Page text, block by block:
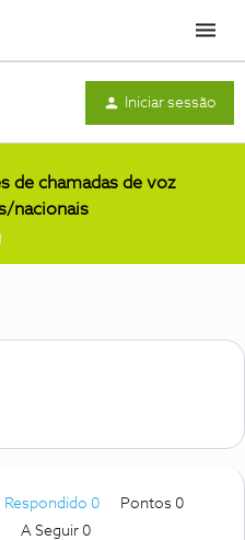
Menu
Iniciar sessão
de chamadas de voz
nacionais
Respondido 0
Pontos 0
A Seguir 0